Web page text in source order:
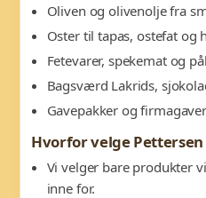
Oliven og olivenolje fra
Oster til tapas, ostefat og
Fetevarer, spekemat og
Bagsværd Lakrids,
Gavepakker og
Hvorfor velge Pettersen
Vi velger bare produkter
inne for.